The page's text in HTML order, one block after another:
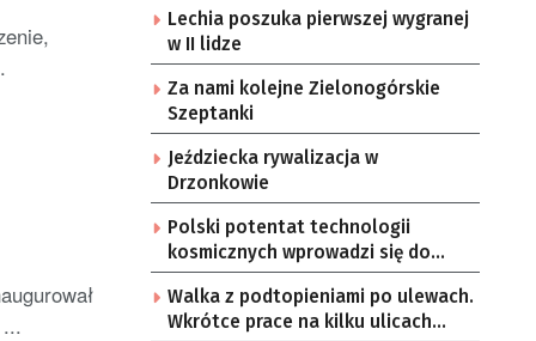
Lechia poszuka pierwszej wygranej
w II lidze
Za nami kolejne Zielonogórskie
Szeptanki
Jeździecka rywalizacja w
Drzonkowie
Polski potentat technologii
kosmicznych wprowadzi się do
Zielonej Góry
Walka z podtopieniami po ulewach.
Wkrótce prace na kilku ulicach